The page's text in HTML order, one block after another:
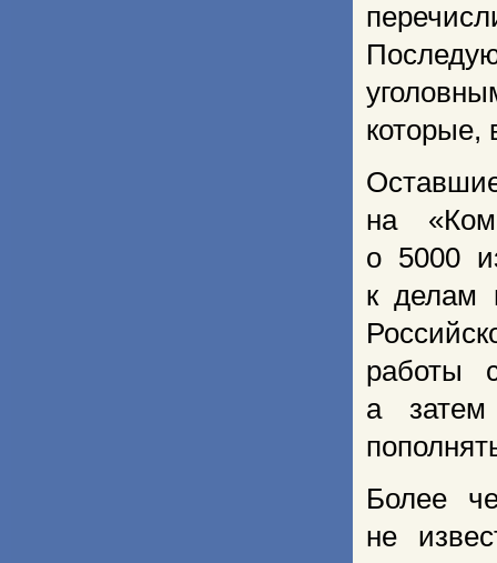
которые,
на
о 5000
к делам
работы
а
Более
не